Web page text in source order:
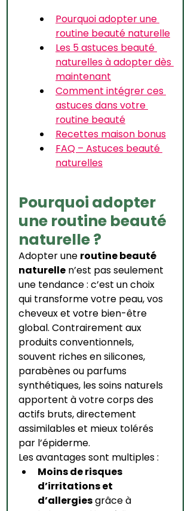
Pourquoi adopter une
routine beauté naturelle
Les 5 astuces beauté
naturelles à adopter dès
maintenant
Comment intégrer ces
astuces dans votre
routine beauté
Recettes maison bonus
FAQ – Astuces beauté
naturelles
Pourquoi adopter
une routine beauté
naturelle ?
Adopter une routine beauté
naturelle n’est pas seulement
une tendance : c’est un choix
qui transforme votre peau, vos
cheveux et votre bien-être
global. Contrairement aux
produits conventionnels,
souvent riches en silicones,
parabènes ou parfums
synthétiques, les soins naturels
apportent à votre corps des
actifs bruts, directement
assimilables et mieux tolérés
par l’épiderme.
Les avantages sont multiples :
Moins de risques
d’irritations et
d’allergies grâce à